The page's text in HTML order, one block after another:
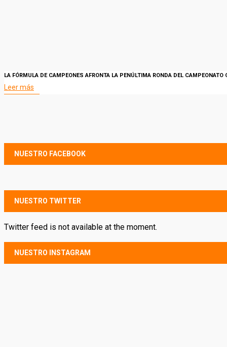
LA FÓRMULA DE CAMPEONES AFRONTA LA PENÚLTIMA RONDA DEL
Leer más
NUESTRO FACEBOOK
NUESTRO TWITTER
Twitter feed is not available at the moment.
NUESTRO INSTAGRAM